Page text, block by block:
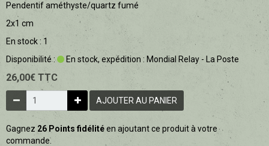
Contact ✔
Pendentif améthyste/quartz fumé
2x1 cm
En stock : 1
Disponibilité :
En stock, expédition : Mondial Relay - La Poste
26,00€ TTC
AJOUTER AU PANIER
Gagnez 26 Points fidélitéen ajoutant ce produit à votre
commande.